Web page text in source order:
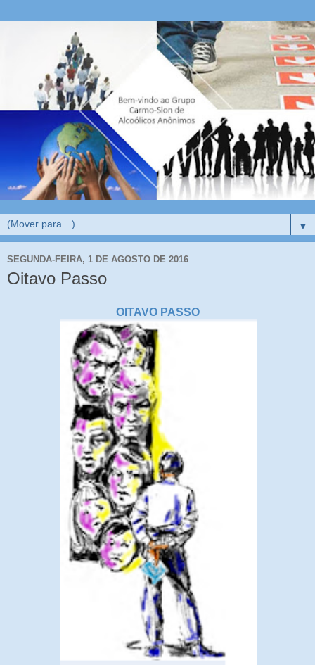
▼
SEGUNDA-FEIRA, 1 DE AGOSTO DE 2016
Oitavo Passo
OITAVO PASSO